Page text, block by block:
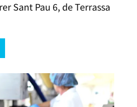
Sant Pau 6, de Terrassa